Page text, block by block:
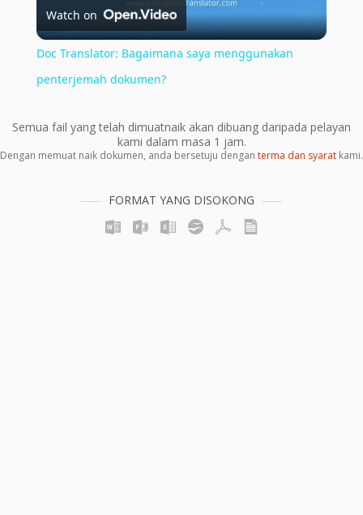
Video
Watch on
Doc Translator: Bagaimana saya menggunakan
penterjemah dokumen?
Semua fail yang telah dimuatnaik akan dibuang daripada pelayan
kami dalam masa 1 jam.
Dengan memuat naik dokumen, anda bersetuju dengan terma dan syarat kami.
FORMAT YANG DISOKONG